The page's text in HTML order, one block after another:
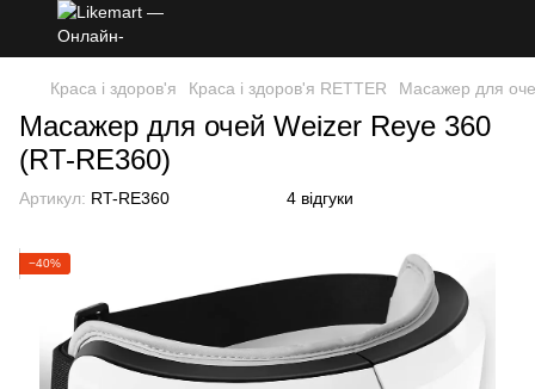
Краса і здоров'я Краса і здоров'я RETTER Масажер для
Масажер для очей Weizer Reye 360
(RT-RE360)
Артикул: RT-RE360 4 відгуки
−40%